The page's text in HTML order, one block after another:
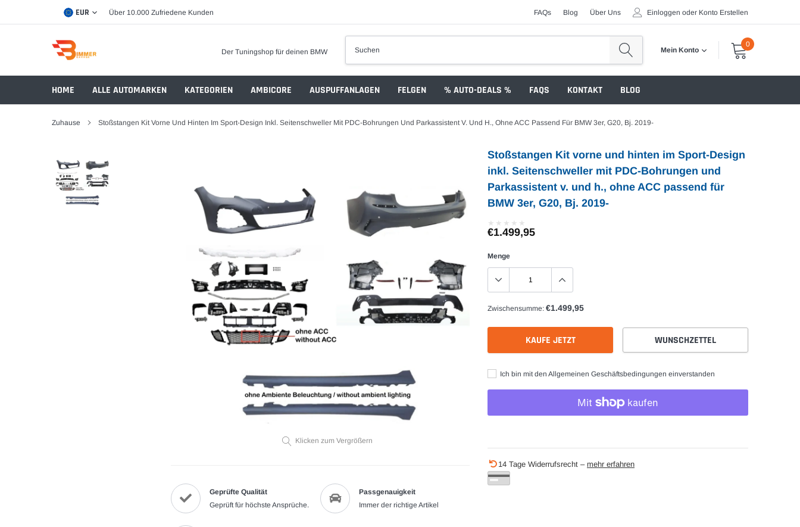
EUR Über 10.000 Zufriedene Kunden FAQs Blog Über Uns Einloggen oder Konto Erstellen
Der Tuningshop für deinen BMW Mein Konto
0
HOME ALLE AUTOMARKEN KATEGORIEN AMBICORE AUSPUFFANLAGEN FELGEN % AUTO-DEALS % FAQS KONTAKT BLOG
Zuhause Stoßstangen Kit Vorne Und Hinten Im Sport-Design Inkl. Seitenschweller Mit PDC-Bohrungen Und Parkassistent V. Und H., Ohne ACC Passend Für BMW 3er, G20, Bj. 2019-
Klicken zum Vergrößern
Geprüfte Qualität
Geprüft für höchste Ansprüche.
Passgenauigkeit
Immer der richtige Artikel
Stoßstangen Kit vorne und hinten im Sport-Design
inkl. Seitenschweller mit PDC-Bohrungen und
Parkassistent v. und h., ohne ACC passend für
BMW 3er, G20, Bj. 2019-
★
★ ★
★ ★
★ ★
★ ★
★
€1.499,95
Menge
Zwischensumme: €1.499,95
KAUFE JETZT WUNSCHZETTEL
Ich bin mit den Allgemeinen Geschäftsbedingungen einverstanden
wird
zum
14 Tage Widerrufsrecht – mehr erfahren